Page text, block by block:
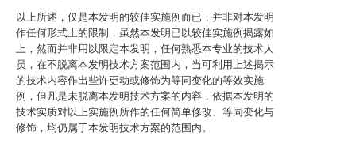
以上所述，仅是本发明的较佳实施例而已，并非对本发明
作任何形式上的限制，虽然本发明已以较佳实施例揭露如
上，然而并非用以限定本发明，任何熟悉本专业的技术人
员，在不脱离本发明技术方案范围内，当可利用上述揭示
的技术内容作出些许更动或修饰为等同变化的等效实施
例，但凡是未脱离本发明技术方案的内容，依据本发明的
技术实质对以上实施例所作的任何简单修改、等同变化与
修饰，均仍属于本发明技术方案的范围内。